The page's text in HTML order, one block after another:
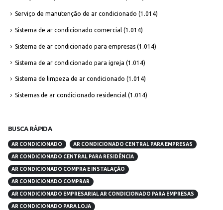
Serviço de manutenção de ar condicionado (1.014)
Sistema de ar condicionado comercial (1.014)
Sistema de ar condicionado para empresas (1.014)
Sistema de ar condicionado para igreja (1.014)
Sistema de limpeza de ar condicionado (1.014)
Sistemas de ar condicionado residencial (1.014)
BUSCA RÁPIDA
AR CONDICIONADO AR CONDICIONADO CENTRAL PARA EMPRESAS
AR CONDICIONADO CENTRAL PARA RESIDÊNCIA
AR CONDICIONADO COMPRA E INSTALAÇÃO
AR CONDICIONADO COMPRAR
AR CONDICIONADO EMPRESARIAL AR CONDICIONADO PARA EMPRESAS
AR CONDICIONADO PARA LOJA